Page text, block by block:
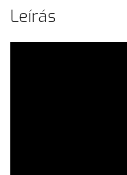
Leírás